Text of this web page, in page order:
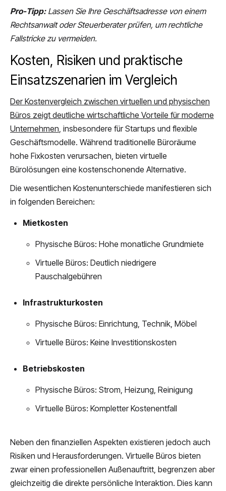
Pro-Tipp: Lassen Sie Ihre Geschäftsadresse von einem
Rechtsanwalt oder Steuerberater prüfen, um rechtliche
Fallstricke zu vermeiden.
Kosten, Risiken und praktische
Einsatzszenarien im Vergleich
Der Kostenvergleich zwischen virtuellen und physischen
Büros zeigt deutliche wirtschaftliche Vorteile für moderne
Unternehmen, insbesondere für Startups und flexible
Geschäftsmodelle. Während traditionelle Büroräume
hohe Fixkosten verursachen, bieten virtuelle
Bürolösungen eine kostenschonende Alternative.
Die wesentlichen Kostenunterschiede manifestieren sich
in folgenden Bereichen:
Mietkosten
Physische Büros: Hohe monatliche Grundmiete
Virtuelle Büros: Deutlich niedrigere
Pauschalgebühren
Infrastrukturkosten
Physische Büros: Einrichtung, Technik, Möbel
Virtuelle Büros: Keine Investitionskosten
Betriebskosten
Physische Büros: Strom, Heizung, Reinigung
Virtuelle Büros: Kompletter Kostenentfall
Neben den finanziellen Aspekten existieren jedoch auch
Risiken und Herausforderungen. Virtuelle Büros bieten
zwar einen professionellen Außenauftritt, begrenzen aber
gleichzeitig die direkte persönliche Interaktion. Dies kann